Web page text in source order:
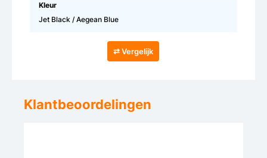
Kleur
Jet Black / Aegean Blue
⇄ Vergelijk
Klantbeoordelingen